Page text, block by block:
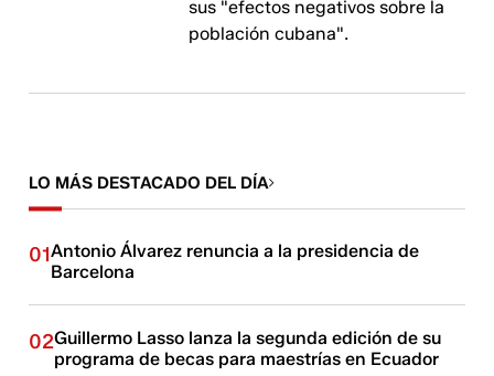
sus "efectos negativos sobre la
población cubana".
LO MÁS DESTACADO DEL DÍA
01Antonio Álvarez renuncia a la presidencia de
Barcelona
02Guillermo Lasso lanza la segunda edición de su
programa de becas para maestrías en Ecuador